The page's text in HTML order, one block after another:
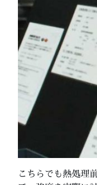
こちらでも熱処理